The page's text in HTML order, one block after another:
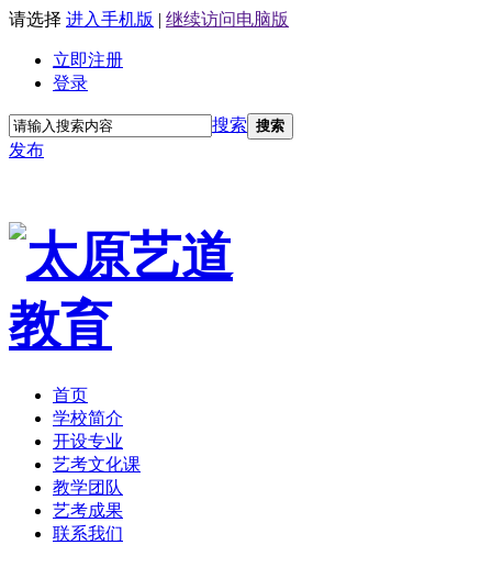
请选择 进入手机版 | 继续访问电脑版
立即注册
登录
搜索 搜索
发布
首页
学校简介
开设专业
艺考文化课
教学团队
艺考成果
联系我们